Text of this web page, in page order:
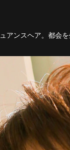
アンスヘア。都会